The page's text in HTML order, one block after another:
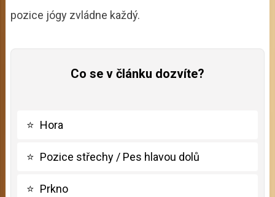
pozice jógy zvládne každý.
Co se v článku dozvíte?
⭐ Hora
⭐ Pozice střechy / Pes hlavou dolů
⭐ Prkno